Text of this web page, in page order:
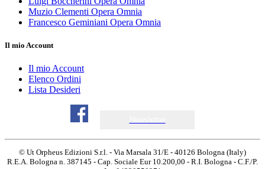
Muzio Clementi Opera Omnia
Francesco Geminiani Opera Omnia
Il mio Account
Il mio Account
Elenco Ordini
Lista Desideri
© Ut Orpheus Edizioni S.r.l. - Via Marsala 31/E - 40126 Bologna (Italy)
R.E.A. Bologna n. 387145 - Cap. Sociale Eur 10.200,00 - R.I. Bologna - C.F./P.